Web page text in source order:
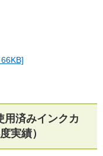
用済みインクカ
実績）